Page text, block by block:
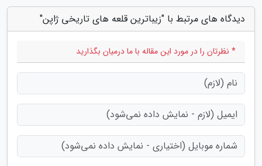
دیدگاه های مرتبط با "زیباترین قلعه های تاریخی ژاپن"
* نظرتان را در مورد این مقاله با ما درمیان بگذارید